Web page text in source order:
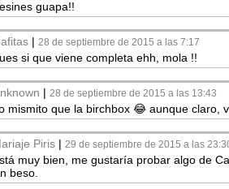
guapa!!
| 28 de septiembre de 2015 a las 7:17
si que viene completa ehh, mola !!
| 28 de septiembre de 2015 a las 13:43
mismito que la birchbox 😂 aunque claro,
Piris | 29 de septiembre de 2015 a las
muy bien, me gustaría probar algo de
beso.